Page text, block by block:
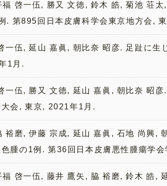
啓一伍, 勝又 文徳, 鈴木 皓, 菊池 荘
. 第895回日本皮膚科学会東京地方会,
一伍, 延山 嘉眞, 朝比奈 昭彦. 足趾に
1月.
一伍, 勝又 文徳, 延山 嘉眞, 朝比奈 昭
会, 東京, 2021年1月.
磨, 伊藤 宗成, 延山 嘉眞, 石地 尚興,
腫の1例. 第36回日本皮膚悪性腫瘍学
啓一伍, 藤井 鷹矢, 脇 裕磨, 鈴木 皓,